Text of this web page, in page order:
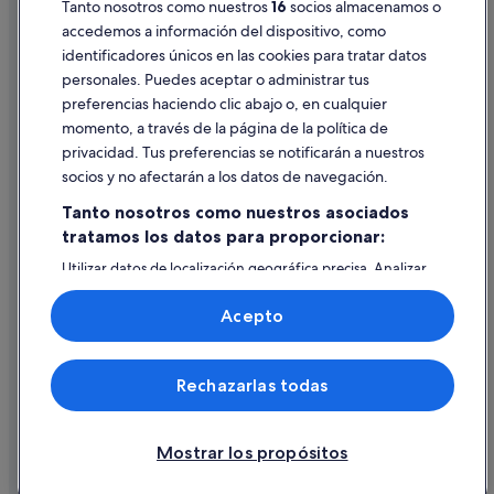
Albergues en Vilanova de Arosa
Hoteles de 5 estrellas en Illa de Arousa
Moteles en Illa de Arousa
Hoteles de 4 estrellas en Illa de Arousa
Cabañas en Vilanova de Arosa
Hoteles cerca de Parque Natural de Carreirón
Apartamentos en Illa de Arousa
Pensiones en Vilanova de Arosa
Pautas sobre el contenido y cómo denunciar contenido
Ayuda
Cancelar un vuelo
Cancelar una reserva de hotel o de un alquiler vacacional
Utilizar un cupón de Expedia
Documentos para viajes internacionales
© 2026 Expedia, Inc., una empresa de Expedia Group. Todos los
derechos reservados. Expedia y el logotipo de Expedia son marcas
comerciales o marcas comerciales registradas de Expedia, Inc.
Tanto nosotros como nuestros16 socios almacenamos o
accedemos a información del dispositivo, como
identificadores únicos en las cookies para tratar datos
personales. Puedes aceptar o administrar tus
preferencias haciendo clic abajo o, en cualquier
momento, a través de la página de la política de
privacidad. Tus preferencias se notificarán a nuestros
socios y no afectarán a los datos de navegación.
Tanto nosotros como nuestros asociados
tratamos los datos para proporcionar:
Utilizar datos de localización geográfica precisa. Analizar
activamente las características del dispositivo para su
identificación. Almacenar la información en un dispositivo
y/o acceder a ella. Publicidad y contenido personalizados,
medición de publicidad y contenido, investigación de
audiencia y desarrollo de servicios.
Lista de asociados (proveedores)
Mostrar los propósitos
Rechazarlas todas
Acepto